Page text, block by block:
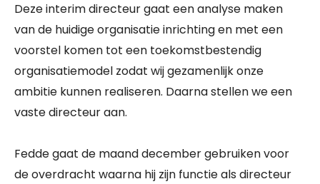
Deze interim directeur gaat een analyse maken
van de huidige organisatie inrichting en met een
voorstel komen tot een toekomstbestendig
organisatiemodel zodat wij gezamenlijk onze
ambitie kunnen realiseren. Daarna stellen we een
vaste directeur aan.
Fedde gaat de maand december gebruiken voor
de overdracht waarna hij zijn functie als directeur